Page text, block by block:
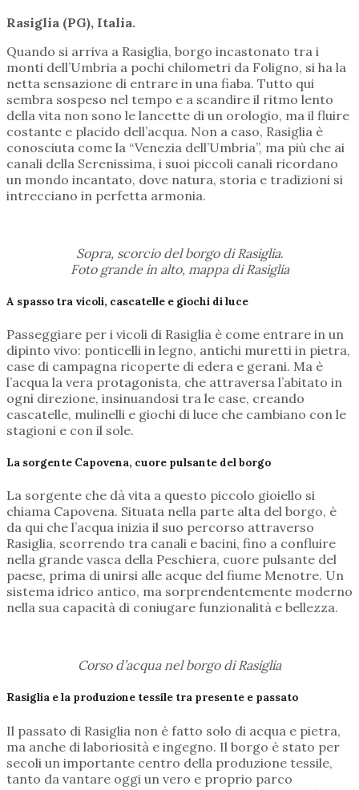
Rasiglia (PG), Italia.
Quando si arriva a Rasiglia, borgo incastonato tra i
monti dell’Umbria a pochi chilometri da Foligno, si ha la
netta sensazione di entrare in una fiaba. Tutto qui
sembra sospeso nel tempo e a scandire il ritmo lento
della vita non sono le lancette di un orologio, ma il fluire
costante e placido dell’acqua. Non a caso, Rasiglia è
conosciuta come la “Venezia dell’Umbria”, ma più che ai
canali della Serenissima, i suoi piccoli canali ricordano
un mondo incantato, dove natura, storia e tradizioni si
intrecciano in perfetta armonia.
Sopra, scorcio del borgo di Rasiglia.
Foto grande in alto, mappa di Rasiglia
A spasso tra vicoli, cascatelle e giochi di luce
Passeggiare per i vicoli di Rasiglia è come entrare in un
dipinto vivo: ponticelli in legno, antichi muretti in pietra,
case di campagna ricoperte di edera e gerani. Ma è
l’acqua la vera protagonista, che attraversa l’abitato in
ogni direzione, insinuandosi tra le case, creando
cascatelle, mulinelli e giochi di luce che cambiano con le
stagioni e con il sole.
La sorgente Capovena, cuore pulsante del borgo
La sorgente che dà vita a questo piccolo gioiello si
chiama Capovena. Situata nella parte alta del borgo, è
da qui che l’acqua inizia il suo percorso attraverso
Rasiglia, scorrendo tra canali e bacini, fino a confluire
nella grande vasca della Peschiera, cuore pulsante del
paese, prima di unirsi alle acque del fiume Menotre. Un
sistema idrico antico, ma sorprendentemente moderno
nella sua capacità di coniugare funzionalità e bellezza.
Corso d’acqua nel borgo di Rasiglia
Rasiglia e la produzione tessile tra presente e passato
Il passato di Rasiglia non è fatto solo di acqua e pietra,
ma anche di laboriosità e ingegno. Il borgo è stato per
secoli un importante centro della produzione tessile,
tanto da vantare oggi un vero e proprio parco